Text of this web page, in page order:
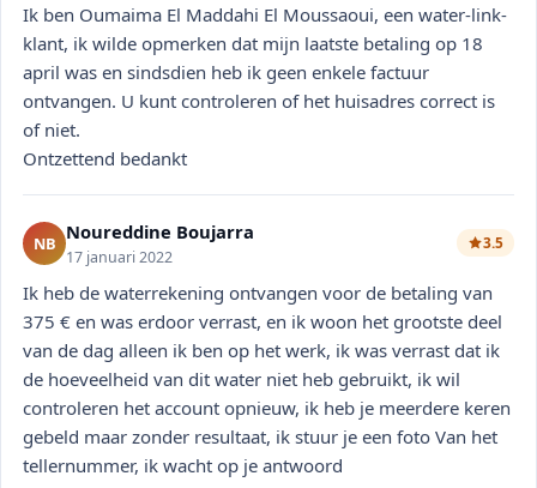
Ik ben Oumaima El Maddahi El Moussaoui, een water-link-
klant, ik wilde opmerken dat mijn laatste betaling op 18
april was en sindsdien heb ik geen enkele factuur
ontvangen. U kunt controleren of het huisadres correct is
of niet.
Ontzettend bedankt
NB Noureddine Boujarra
17 januari 2022
3.5
Ik heb de waterrekening ontvangen voor de betaling van
375 € en was erdoor verrast, en ik woon het grootste deel
van de dag alleen ik ben op het werk, ik was verrast dat ik
de hoeveelheid van dit water niet heb gebruikt, ik wil
controleren het account opnieuw, ik heb je meerdere keren
gebeld maar zonder resultaat, ik stuur je een foto Van het
tellernummer, ik wacht op je antwoord